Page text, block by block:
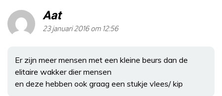
Aat
23 januari 2016 om 12:56
Er zijn meer mensen met een kleine beurs dan de
elitaire wakker dier mensen
en deze hebben ook graag een stukje vlees/ kip